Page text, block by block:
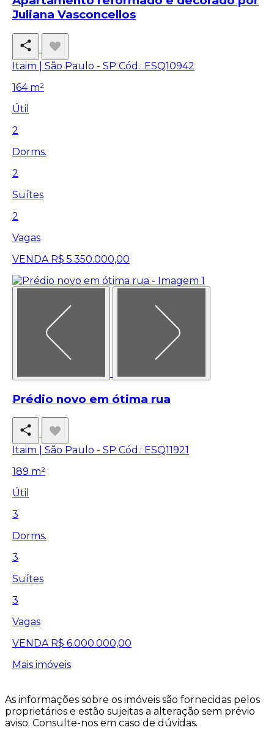
Juliana Vasconcellos
Itaim | São Paulo - SP Cód.: ESQ10942
164 m²
Útil
2
Dorms.
2
Suítes
2
Vagas
VENDA R$ 5.350.000,00
Prédio novo em ótima rua
Itaim | São Paulo - SP Cód.: ESQ11921
189 m²
Útil
3
Dorms.
3
Suítes
3
Vagas
VENDA R$ 6.000.000,00
Mais imóveis
As informações sobre os imóveis são fornecidas pelos
proprietários e estão sujeitas a alteração sem prévio
aviso. Consulte-nos em caso de dúvidas.